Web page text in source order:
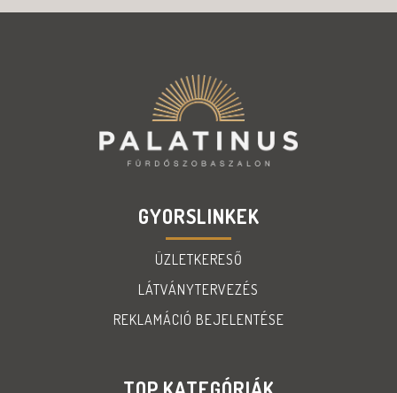
GYORSLINKEK
ÜZLETKERESŐ
LÁTVÁNYTERVEZÉS
REKLAMÁCIÓ BEJELENTÉSE